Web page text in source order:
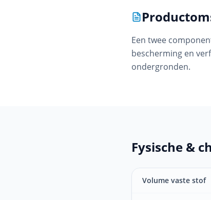
Een twee
bescherming en
ondergronden.
Fysische &
Volume vaste stof